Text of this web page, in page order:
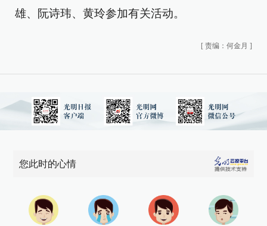
雄、阮诗玮、黄玲参加有关活动。
[ 责编：何金月 ]
您此时的心情